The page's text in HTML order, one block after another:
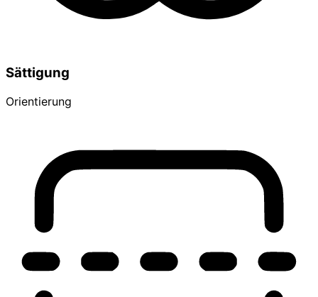
Sättigung
Orientierung